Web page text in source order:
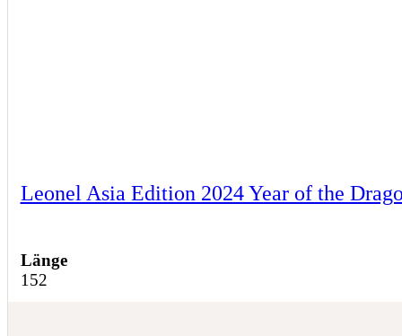
Leonel Asia Edition 2024 Year of the
Länge
152